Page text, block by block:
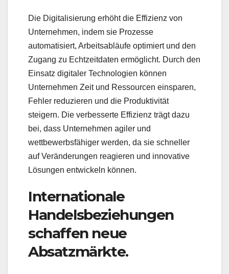
Die Digitalisierung erhöht die Effizienz von
Unternehmen, indem sie Prozesse
automatisiert, Arbeitsabläufe optimiert und den
Zugang zu Echtzeitdaten ermöglicht. Durch den
Einsatz digitaler Technologien können
Unternehmen Zeit und Ressourcen einsparen,
Fehler reduzieren und die Produktivität
steigern. Die verbesserte Effizienz trägt dazu
bei, dass Unternehmen agiler und
wettbewerbsfähiger werden, da sie schneller
auf Veränderungen reagieren und innovative
Lösungen entwickeln können.
Internationale
Handelsbeziehungen
schaffen neue
Absatzmärkte.